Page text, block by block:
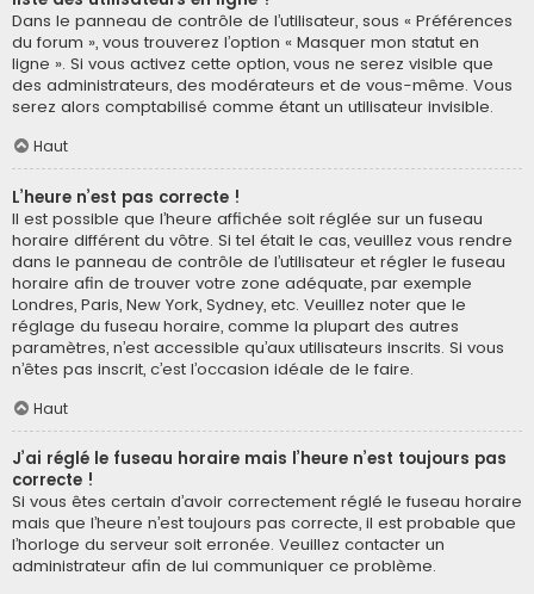
Dans le panneau de contrôle de l’utilisateur, sous « Préférences
du forum », vous trouverez l’option « Masquer mon statut en
ligne ». Si vous activez cette option, vous ne serez visible que
des administrateurs, des modérateurs et de vous-même. Vous
serez alors comptabilisé comme étant un utilisateur invisible.
Haut
L’heure n’est pas correcte !
Il est possible que l’heure affichée soit réglée sur un fuseau
horaire différent du vôtre. Si tel était le cas, veuillez vous rendre
dans le panneau de contrôle de l’utilisateur et régler le fuseau
horaire afin de trouver votre zone adéquate, par exemple
Londres, Paris, New York, Sydney, etc. Veuillez noter que le
réglage du fuseau horaire, comme la plupart des autres
paramètres, n’est accessible qu’aux utilisateurs inscrits. Si vous
n’êtes pas inscrit, c’est l’occasion idéale de le faire.
Haut
J’ai réglé le fuseau horaire mais l’heure n’est toujours pas
correcte !
Si vous êtes certain d’avoir correctement réglé le fuseau horaire
mais que l’heure n’est toujours pas correcte, il est probable que
l’horloge du serveur soit erronée. Veuillez contacter un
administrateur afin de lui communiquer ce problème.